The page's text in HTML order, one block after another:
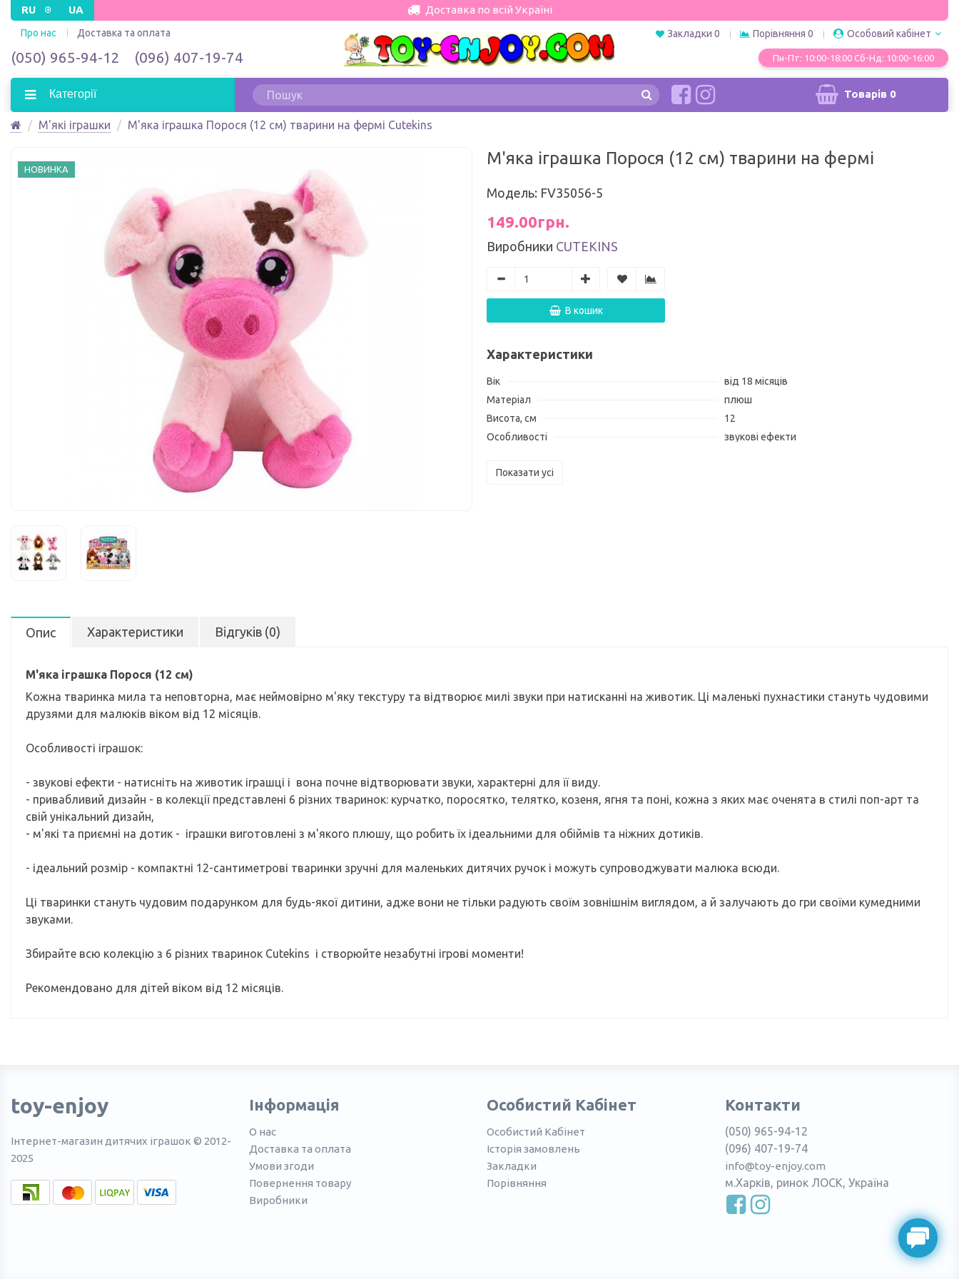
Доставка по всій Україні
RU UA
Про нас Доставка та оплата
(050) 965-94-12 (096) 407-19-74
Закладки 0 Порівняння 0 Особовий кабінет
Пн-Пт: 10:00-18:00 Сб-Нд: 10:00-16:00
Категорії Товарів0
М'які іграшки М'яка іграшка Порося (12 см) тварини на фермі Cutekins
НОВИНКА
М'яка іграшка Порося (12 см) тварини на фермі
Модель: FV35056-5
149.00грн.
Виробники CUTEKINS
В кошик
Характеристики
Вік
від 18 місяців
Матеріал
плюш
Висота, см
12
Особливості
звукові ефекти
Показати усі
Опис Характеристики Відгуків (0)
М'яка іграшка Порося (12 см)
Кожна тваринка мила та неповторна, має неймовірно м'яку текстуру та відтворює милі звуки при натисканні на животик. Ці маленькі пухнастики стануть чудовими
друзями для малюків віком від 12 місяців.
Особливості іграшок:
- звукові ефекти - натисніть на животик іграшці і вона почне відтворювати звуки, характерні для її виду.
- привабливий дизайн - в колекції представлені 6 різних тваринок: курчатко, поросятко, телятко, козеня, ягня та поні, кожна з яких має оченята в стилі поп-арт та
свій унікальний дизайн,
- м'які та приємні на дотик - іграшки виготовлені з м'якого плюшу, що робить їх ідеальними для обіймів та ніжних дотиків.
- ідеальний розмір - компактні 12-сантиметрові тваринки зручні для маленьких дитячих ручок і можуть супроводжувати малюка всюди.
Ці тваринки стануть чудовим подарунком для будь-якої дитини, адже вони не тільки радують своїм зовнішнім виглядом, а й залучають до гри своїми кумедними
звуками.
Збирайте всю колекцію з 6 різних тваринок Cutekins і створюйте незабутні ігрові моменти!
Рекомендовано для дітей віком від 12 місяців.
toy-enjoy
Інтернет-магазин дитячих іграшок © 2012-
2025
Інформація
О нас
Доставка та оплата
Умови згоди
Повернення товару
Виробники
Особистий Кабінет
Особистий Кабінет
Історія замовлень
Закладки
Порівняння
Контакти
(050) 965-94-12
(096) 407-19-74
info@toy-enjoy.com
м.Харків, ринок ЛОСК, Україна